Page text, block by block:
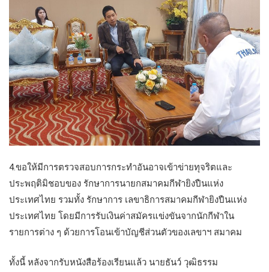
4.ขอให้มีการตรวจสอบการกระทำอันอาจเข้าข่ายทุจริตและ
ประพฤติมิชอบของ รักษาการนายกสมาคมกีฬายิงปืนแห่ง
ประเทศไทย รวมทั้ง รักษาการ เลขาธิการสมาคมกีฬายิงปืนแห่ง
ประเทศไทย โดยมีการรับเงินค่าสมัครแข่งขันจากนักกีฬาใน
รายการต่าง ๆ ด้วยการโอนเข้าบัญชีส่วนตัวของเลขาฯ สมาคม
ทั้งนี้ หลังจากรับหนังสือร้องเรียนแล้ว นายธันว์ วุฒิธรรม